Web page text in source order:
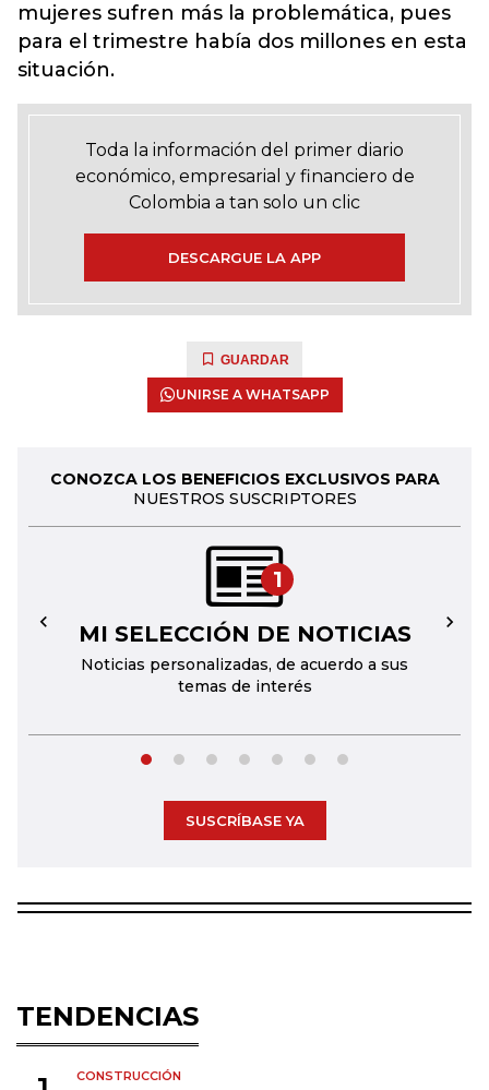
mujeres sufren más la problemática, pues
para el trimestre había dos millones en esta
situación.
Toda la información del primer diario
económico, empresarial y financiero de
Colombia a tan solo un clic
DESCARGUE LA APP
GUARDAR
UNIRSE A WHATSAPP
CONOZCA LOS BENEFICIOS EXCLUSIVOS PARA
NUESTROS SUSCRIPTORES
1
MI SELECCIÓN DE NOTICIAS
Noticias personalizadas, de acuerdo a sus
temas de interés
← →
SUSCRÍBASE YA
TENDENCIAS
CONSTRUCCIÓN